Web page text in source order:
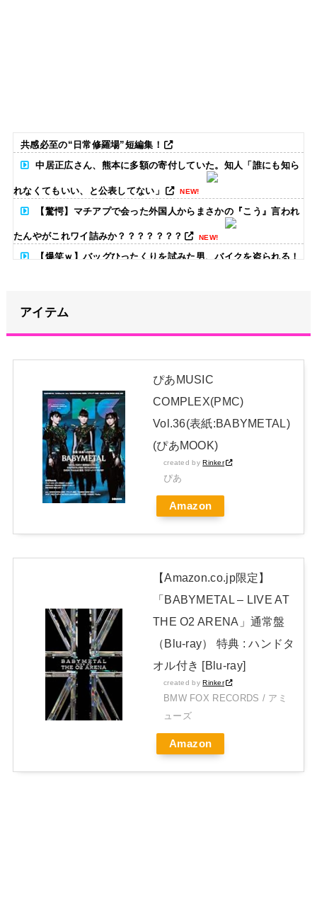
共感必至の“日常修羅場”短編集！
中居正広さん、熊本に多額の寄付していた。知人「誰にも知ら
れなくてもいい、と公表してない」 NEW!
【驚愕】マチアプで会った外国人からまさかの『こう』言われ
たんやがこれワイ詰みか？？？？？？？ NEW!
【爆笑ｗ】バッグひったくりを試みた男、バイクを盗られる！
【画像】朝倉未来の私服がガチでかっこいい！ NEW!
アンチ「池田は歌もダンスも下手！」←学業と両立してるんだ
からレッスンに参加出来なくて当たり前だろ？？？
日本独自企画・限定生産盤「METAL FORTH (DELUXE
JAPAN EDITION)」着弾
【BABYMETAL】METAL FORTH DELUXE JAPAN EDITION
開封レビュー!
アイテム
ぴあMUSIC
COMPLEX(PMC)
Vol.36(表紙:BABYMETAL)
(ぴあMOOK)
created byRinker
ぴあ
Amazon
【Amazon.co.jp限定】
「BABYMETAL – LIVE AT
THE O2 ARENA」通常盤
（Blu-ray） 特典 : ハンドタ
オル付き [Blu-ray]
created byRinker
BMW FOX RECORDS / アミ
ューズ
Amazon